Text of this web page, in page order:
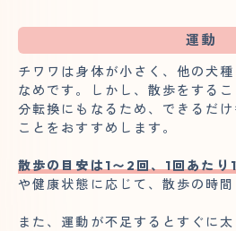
運動
チワワは身体が小さく、他の犬
なめです。しかし、散歩をする
分転換にもなるため、できるだ
ことをおすすめします。
散歩の目安は1〜2回、1回あた
や健康状態に応じて、散歩の時間
また、運動が不足するとすぐに